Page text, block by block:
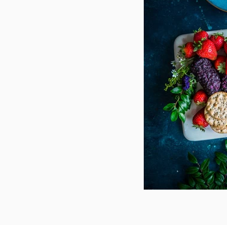
מארז מזון מלא מתאבונים איכותיים נארז עם מבחר של 5 סוגים ומעלה
ומפנק לחג